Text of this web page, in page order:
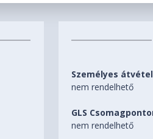
Személyes
nem rendelhető
GLS
nem rendelhető